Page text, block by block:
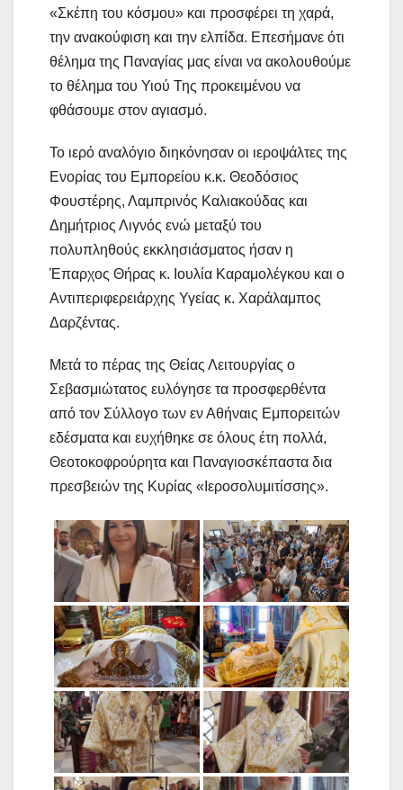
«Σκέπη του κόσμου» και προσφέρει τη χαρά,
την ανακούφιση και την ελπίδα. Επεσήμανε ότι
θέλημα της Παναγίας μας είναι να ακολουθούμε
το θέλημα του Υιού Της προκειμένου να
φθάσουμε στον αγιασμό.
Το ιερό αναλόγιο διηκόνησαν οι ιεροψάλτες της
Ενορίας του Εμπορείου κ.κ. Θεοδόσιος
Φουστέρης, Λαμπρινός Καλιακούδας και
Δημήτριος Λιγνός ενώ μεταξύ του
πολυπληθούς εκκλησιάσματος ήσαν η
Έπαρχος Θήρας κ. Ιουλία Καραμολέγκου και ο
Αντιπεριφερειάρχης Υγείας κ. Χαράλαμπος
Δαρζέντας.
Μετά το πέρας της Θείας Λειτουργίας ο
Σεβασμιώτατος ευλόγησε τα προσφερθέντα
από τον Σύλλογο των εν Αθήναις Εμπορειτών
εδέσματα και ευχήθηκε σε όλους έτη πολλά,
Θεοτοκοφρούρητα και Παναγιοσκέπαστα δια
πρεσβειών της Κυρίας «Ιεροσολυμιτίσσης».